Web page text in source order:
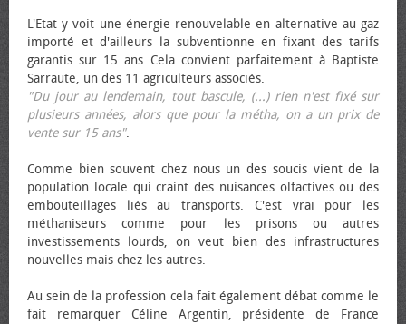
L'Etat y voit une énergie renouvelable en alternative au gaz
importé et d'ailleurs la subventionne en fixant des tarifs
garantis sur 15 ans Cela convient parfaitement à Baptiste
Sarraute, un des 11 agriculteurs associés.
"Du jour au lendemain, tout bascule, (...) rien n'est fixé sur
plusieurs années, alors que pour la métha, on a un prix de
vente sur 15 ans".
Comme bien souvent chez nous un des soucis vient de la
population locale qui craint des nuisances olfactives ou des
embouteillages liés au transports. C'est vrai pour les
méthaniseurs comme pour les prisons ou autres
investissements lourds, on veut bien des infrastructures
nouvelles mais chez les autres.
Au sein de la profession cela fait également débat comme le
fait remarquer Céline Argentin, présidente de France